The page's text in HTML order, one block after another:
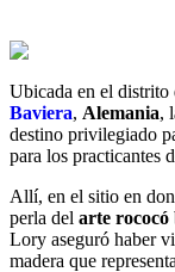
Ubicada en el distrito
Baviera, Alemania,
destino privilegiado
para los practicantes
Allí, en el sitio en
perla del arte rococó
Lory aseguró haber
madera que